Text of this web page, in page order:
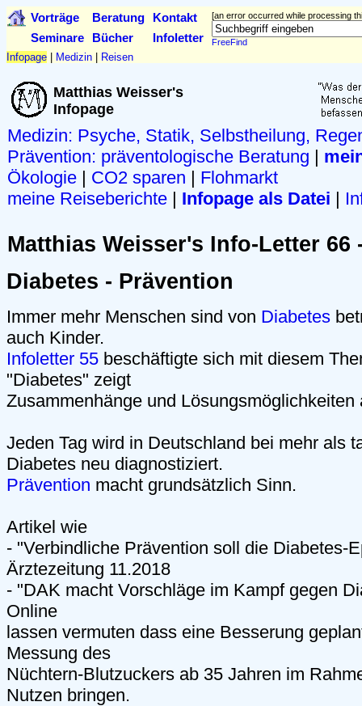
Vorträge Beratung Kontakt [an error occurred while processing
FreeFind
Seminare Bücher Infoletter
Infopage Medizin Reisen
Matthias Weisser's
Infopage
Medizin: Psyche, Statik, Selbstheilung,
Prävention: präventologische Beratung |
Ökologie | CO2 sparen | Flohmarkt
meine Reiseberichte | Infopage als Datei |
Matthias Weisser's Info-Letter 66
Diabetes - Prävention
Immer mehr Menschen sind von Diabetes
auch Kinder.
Infoletter 55 beschäftigte sich mit diesem
"Diabetes" zeigt
Zusammenhänge und
Jeden Tag wird in Deutschland bei mehr als
Diabetes neu diagnostiziert.
Prävention macht grundsätzlich Sinn.
Artikel wie
- "Verbindliche Prävention soll die Diabetes-
Ärztezeitung 11.2018
- "DAK macht Vorschläge im Kampf gegen
Online
lassen vermuten dass eine Besserung
Messung des
Nüchtern-Blutzuckers ab 35 Jahren im
Nutzen bringen.